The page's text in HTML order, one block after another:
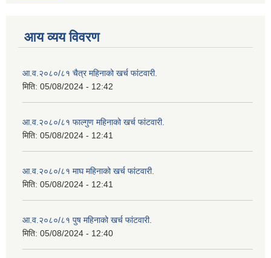
आय व्यय विवरण
आ.व.२०८०/८१ चैत्र महिनाको खर्च फांटवारी.
मिति: 05/08/2024 - 12:42
आ.व.२०८०/८१ फाल्गुण महिनाको खर्च फांटवारी.
मिति: 05/08/2024 - 12:41
आ.व.२०८०/८१ माघ महिनाको खर्च फांटवारी.
मिति: 05/08/2024 - 12:41
आ.व.२०८०/८१ पुष महिनाको खर्च फांटवारी.
मिति: 05/08/2024 - 12:40